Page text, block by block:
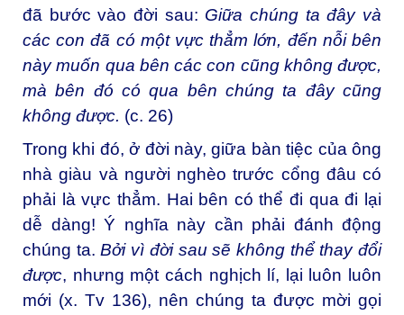
đã bước vào đời sau: Giữa chúng ta đây và
các con đã có một vực thẳm lớn, đến nỗi bên
này muốn qua bên các con cũng không được,
mà bên đó có qua bên chúng ta đây cũng
không được. (c. 26)
Trong khi đó, ở đời này, giữa bàn tiệc của ông
nhà giàu và người nghèo trước cổng đâu có
phải là vực thẳm. Hai bên có thể đi qua đi lại
dễ dàng! Ý nghĩa này cần phải đánh động
chúng ta.Bởi vì đời sau sẽ không thể thay đổi
được, nhưng một cách nghịch lí, lại luôn luôn
mới (x. Tv 136), nên chúng ta được mời gọi